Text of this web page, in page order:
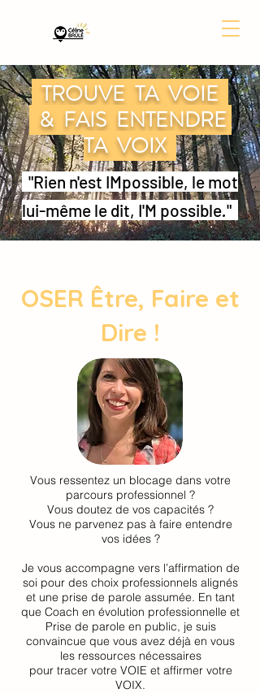
TROUVE TA VOIE
& FAIS ENTENDRE
TA VOIX
"Rien n'est IMpossible, le mot
lui-même le dit, I'M possible."
OSER Être, Faire et
Dire !
Vous ressentez un blocage dans votre
parcours professionnel ?
Vous doutez de vos capacités ?
Vous ne parvenez pas à faire entendre
vos idées ?
Je vous accompagne vers l’affirmation de
soi pour des choix professionnels alignés
et une prise de parole assumée. En tant
que Coach en évolution professionnelle et
Prise de parole en public, je suis
convaincue que vous avez déjà en vous
les ressources nécessaires
pour tracer votre VOIE et affirmer votre
VOIX.